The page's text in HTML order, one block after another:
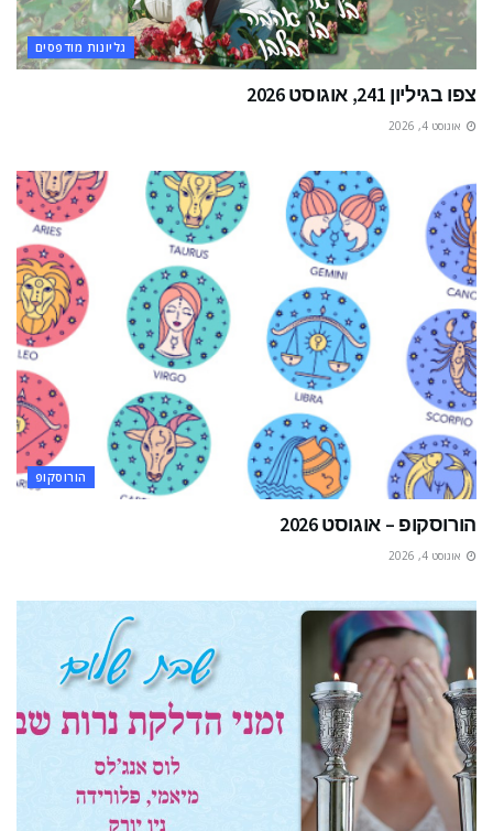
גליונות מודפסים
צפו בגיליון 241, אוגוסט 2026
אוגוסט 4, 2026
הורוסקופ
הורוסקופ – אוגוסט 2026
אוגוסט 4, 2026